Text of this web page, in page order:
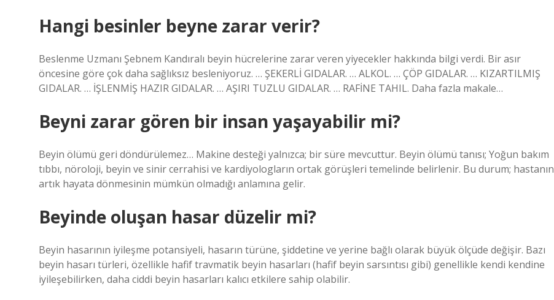
Hangi besinler beyne zarar verir?
Beslenme Uzmanı Şebnem Kandıralı beyin hücrelerine zarar veren yiyecekler hakkında bilgi verdi. Bir asır
öncesine göre çok daha sağlıksız besleniyoruz. … ŞEKERLİ GIDALAR. … ALKOL. … ÇÖP GIDALAR. … KIZARTILMIŞ
GIDALAR. … İŞLENMİŞ HAZIR GIDALAR. … AŞIRI TUZLU GIDALAR. … RAFİNE TAHIL. Daha fazla makale…
Beyni zarar gören bir insan yaşayabilir mi?
Beyin ölümü geri döndürülemez… Makine desteği yalnızca; bir süre mevcuttur. Beyin ölümü tanısı; Yoğun bakım
tıbbı, nöroloji, beyin ve sinir cerrahisi ve kardiyologların ortak görüşleri temelinde belirlenir. Bu durum; hastanın
artık hayata dönmesinin mümkün olmadığı anlamına gelir.
Beyinde oluşan hasar düzelir mi?
Beyin hasarının iyileşme potansiyeli, hasarın türüne, şiddetine ve yerine bağlı olarak büyük ölçüde değişir. Bazı
beyin hasarı türleri, özellikle hafif travmatik beyin hasarları (hafif beyin sarsıntısı gibi) genellikle kendi kendine
iyileşebilirken, daha ciddi beyin hasarları kalıcı etkilere sahip olabilir.